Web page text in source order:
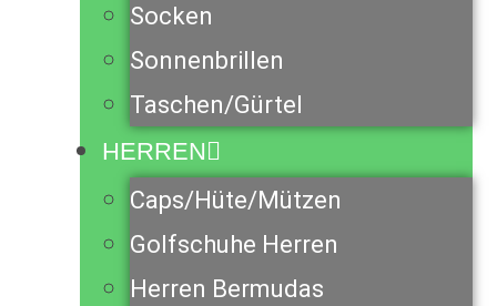
Socken
Sonnenbrillen
Taschen/Gürtel
HERREN
Caps/Hüte/Mützen
Golfschuhe Herren
Herren Bermudas